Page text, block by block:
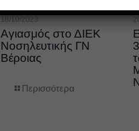
18/10/2023
Αγιασμός στο ΔΙΕΚ
Νοσηλευτικής ΓΝ
Βέροιας
Περισσότερα